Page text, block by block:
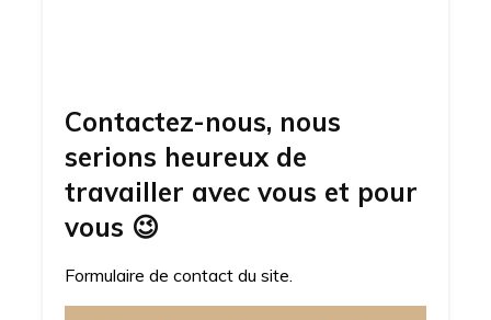
Contactez-nous, nous
serions heureux de
travailler avec vous et pour
vous 😉
Formulaire de contact du site.